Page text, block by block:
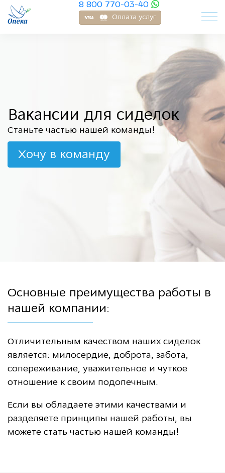
8 800 770-03-40
Оплата услуг
Вакансии для сиделок
Станьте частью нашей команды!
Хочу в команду
Основные преимущества работы в
нашей компании:
Отличительным качеством наших сиделок
является: милосердие, доброта, забота,
сопереживание, уважительное и чуткое
отношение к своим подопечным.
Если вы обладаете этими качествами и
разделяете принципы нашей работы, вы
можете стать частью нашей команды!